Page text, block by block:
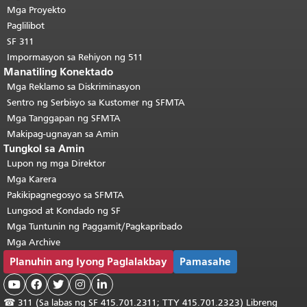
pahina.Bumalik sa tuktok ng
pangunahing nilalaman
Mga Proyekto
Paglilibot
SF 311
Impormasyon sa Rehiyon ng 511
Manatiling Konektado
Mga Reklamo sa Diskriminasyon
Sentro ng Serbisyo sa Kustomer ng SFMTA
Mga Tanggapan ng SFMTA
Makipag-ugnayan sa Amin
Tungkol sa Amin
Lupon ng mga Direktor
Mga Karera
Pakikipagnegosyo sa SFMTA
Lungsod at Kondado ng SF
Mga Tuntunin ng Paggamit/Pagkapribado
Mga Archive
Planuhin ang Iyong Paglalakbay Pamasahe
    
☎ 311 (Sa labas ng SF 415.701.2311; TTY 415.701.2323) Libreng